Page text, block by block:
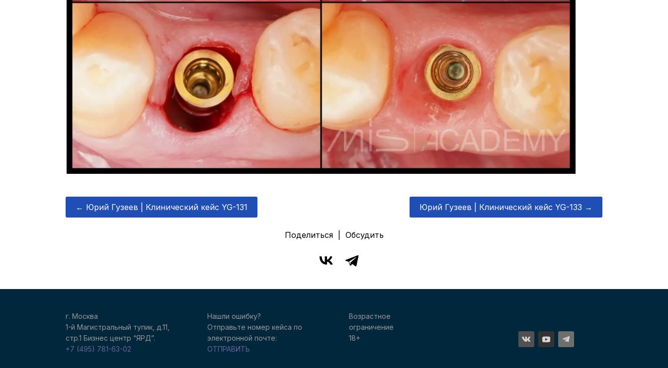
← Юрий Гузеев | Клинический кейс YG-131 Юрий Гузеев | Клинический кейс YG-133 →
Поделиться | Обсудить
г. Москва
1-й Магистральный тупик, д.11,
стр.1 Бизнес центр “ЯРД”.
+7 (495) 781-63-02
Нашли ошибку?
Отправьте номер кейса по
электронной почте:
ОТПРАВИТЬ
Возрастное
ограничение
18+